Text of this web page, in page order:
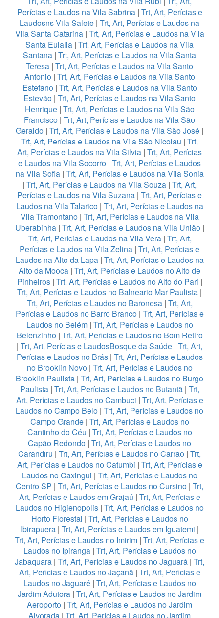
Perícias e Laudos na Vila Sabrina| Trt, Art, Perícias e
Laudosns Vila Salete | Trt, Art, Perícias e Laudos na
Vila Santa Catarina| Trt, Art, Perícias e Laudos na Vila
Santa Eulalia | Trt, Art, Perícias e Laudos na Vila
Santana | Trt, Art, Perícias e Laudos na Vila Santa
Teresa | Trt, Art, Perícias e Laudos na Vila Santo
Antonio| Trt, Art, Perícias e Laudos na Vila Santo
Estefano| Trt, Art, Perícias e Laudos na Vila Santo
Estevão | Trt, Art, Perícias e Laudos na Vila Santo
Henrique| Trt, Art, Perícias e Laudos na Vila São
Francisco | Trt, Art, Perícias e Laudos na Vila São
Geraldo | Trt, Art, Perícias e Laudos na Vila São José |
Trt, Art, Perícias e Laudos na Vila São Nicolau | Trt,
Art, Perícias e Laudos na Vila Silvia | Trt, Art, Perícias
e Laudos na Vila Socorro | Trt, Art, Perícias e Laudos
na Vila Sofia| Trt, Art, Perícias e Laudos na Vila Sonia
| Trt, Art, Perícias e Laudos na Vila Souza | Trt, Art,
Perícias e Laudos na Vila Suzana | Trt, Art, Perícias e
Laudos na Vila Talarico| Trt, Art, Perícias e Laudos na
Vila Tramontano| Trt, Art, Perícias e Laudos na Vila
Uberabinha| Trt, Art, Perícias e Laudos na Vila União|
Trt, Art, Perícias e Laudos na Vila Vera| Trt, Art,
Perícias e Laudos na Vila Zelina | Trt, Art, Perícias e
Laudos na Alto da Lapa| Trt, Art, Perícias e Laudos na
Alto da Mooca | Trt, Art, Perícias e Laudos no Alto de
Pinheiros| Trt, Art, Perícias e Laudos no Alto do Pari |
Trt, Art, Perícias e Laudos no Balneario Mar Paulista |
Trt, Art, Perícias e Laudos no Baronesa| Trt, Art,
Perícias e Laudos no Barro Branco| Trt, Art, Perícias e
Laudos no Belém| Trt, Art, Perícias e Laudos no
Belenzinho| Trt, Art, Perícias e Laudos no Bom Retiro
| Trt, Art, Perícias e LaudosBosque da Saúde | Trt, Art,
Perícias e Laudos no Brás| Trt, Art, Perícias e Laudos
no Brooklin Novo| Trt, Art, Perícias e Laudos no
Brooklin Paulista | Trt, Art, Perícias e Laudos no Burgo
Paulista| Trt, Art, Perícias e Laudos no Butantã| Trt,
Art, Perícias e Laudos no Cambuci | Trt, Art, Perícias e
Laudos no Campo Belo | Trt, Art, Perícias e Laudos no
Campo Grande| Trt, Art, Perícias e Laudos no
Cantinho do Céu | Trt, Art, Perícias e Laudos no
Capão Redondo | Trt, Art, Perícias e Laudos no
Carandiru | Trt, Art, Perícias e Laudos no Carrão | Trt,
Art, Perícias e Laudos no Catumbi | Trt, Art, Perícias e
Laudos no Caxingui | Trt, Art, Perícias e Laudos no
Centro SP | Trt, Art, Perícias e Laudos no Cursino | Trt,
Art, Perícias e Laudos em Grajaú | Trt, Art, Perícias e
Laudos no Higienopolis| Trt, Art, Perícias e Laudos no
Horto Florestal | Trt, Art, Perícias e Laudos no
Ibirapuera| Trt, Art, Perícias e Laudos em Iguatemi |
Trt, Art, Perícias e Laudos no Imirim | Trt, Art, Perícias e
Laudos no Ipiranga| Trt, Art, Perícias e Laudos no
Jabaquara | Trt, Art, Perícias e Laudos no Jaguará | Trt,
Art, Perícias e Laudos no Jaçanã| Trt, Art, Perícias e
Laudos no Jaguaré| Trt, Art, Perícias e Laudos no
Jardim Adutora | Trt, Art, Perícias e Laudos no Jardim
Aeroporto | Trt, Art, Perícias e Laudos no Jardim
Alvorada | Trt, Art, Perícias e Laudos no Jardim